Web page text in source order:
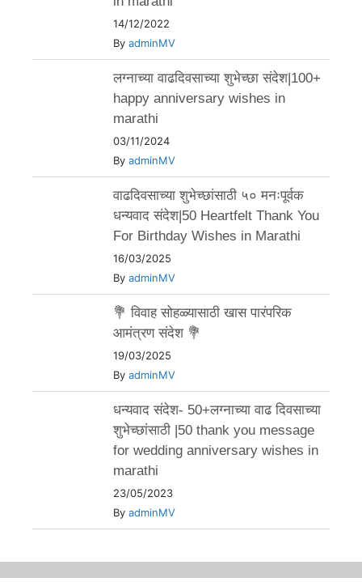
14/12/2022
By adminMV
लग्नाच्या वाढदिवसाच्या शुभेच्छा संदेश|100+
happy anniversary wishes in
marathi
03/11/2024
By adminMV
वाढदिवसाच्या शुभेच्छांसाठी ५० मनःपूर्वक
धन्यवाद संदेश|50 Heartfelt Thank You
For Birthday Wishes in Marathi
16/03/2025
By adminMV
💐 विवाह सोहळ्यासाठी खास पारंपरिक
आमंत्रण संदेश 💐
19/03/2025
By adminMV
धन्यवाद संदेश- 50+लग्नाच्या वाढ दिवसाच्या
शुभेच्छांसाठी |50 thank you message
for wedding anniversary wishes in
marathi
23/05/2023
By adminMV